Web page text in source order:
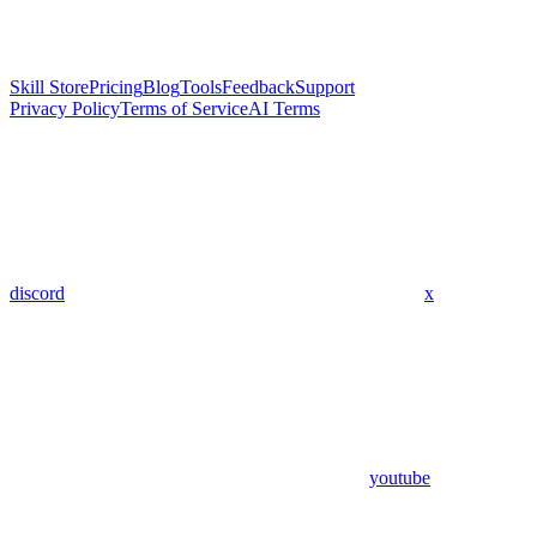
Skill StorePricingBlogToolsFeedbackSupport
Privacy PolicyTerms of ServiceAI Terms
discord x
youtube